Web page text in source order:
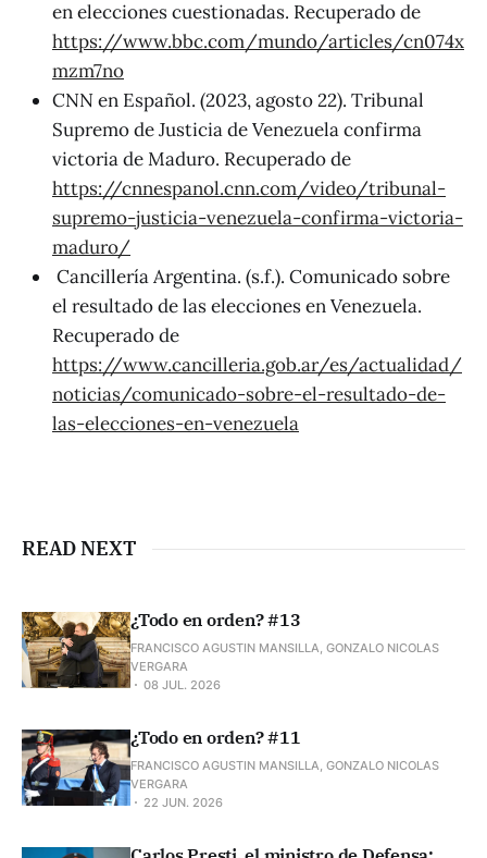
en elecciones cuestionadas. Recuperado de
https://www.bbc.com/mundo/articles/cn074x
mzm7no
CNN en Español. (2023, agosto 22). Tribunal
Supremo de Justicia de Venezuela confirma
victoria de Maduro. Recuperado de
https://cnnespanol.cnn.com/video/tribunal-
supremo-justicia-venezuela-confirma-victoria-
maduro/
Cancillería Argentina. (s.f.). Comunicado sobre
el resultado de las elecciones en Venezuela.
Recuperado de
https://www.cancilleria.gob.ar/es/actualidad/
noticias/comunicado-sobre-el-resultado-de-
las-elecciones-en-venezuela
READ NEXT
¿Todo en orden? #13
FRANCISCO AGUSTIN MANSILLA, GONZALO NICOLAS
VERGARA
08 JUL. 2026
¿Todo en orden? #11
FRANCISCO AGUSTIN MANSILLA, GONZALO NICOLAS
VERGARA
22 JUN. 2026